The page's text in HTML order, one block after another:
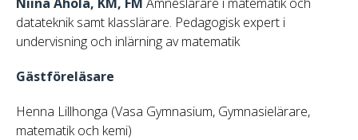
datateknik samt klasslärare. Pedagogisk expert i
undervisning och inlärning av matematik
Gästföreläsare
Henna Lillhonga (Vasa Gymnasium, Gymnasielärare,
matematik och kemi)